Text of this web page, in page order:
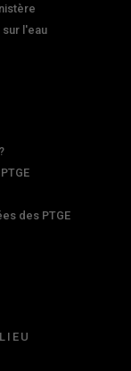
l'eau
des PTGE